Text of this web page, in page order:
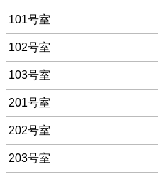
101号室
102号室
103号室
201号室
202号室
203号室